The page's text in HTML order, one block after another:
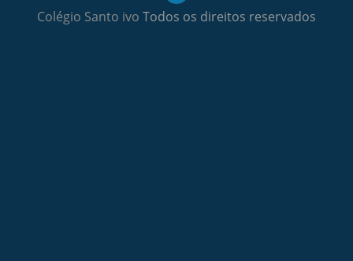
Colégio Santo ivo Todos os direitos reservados